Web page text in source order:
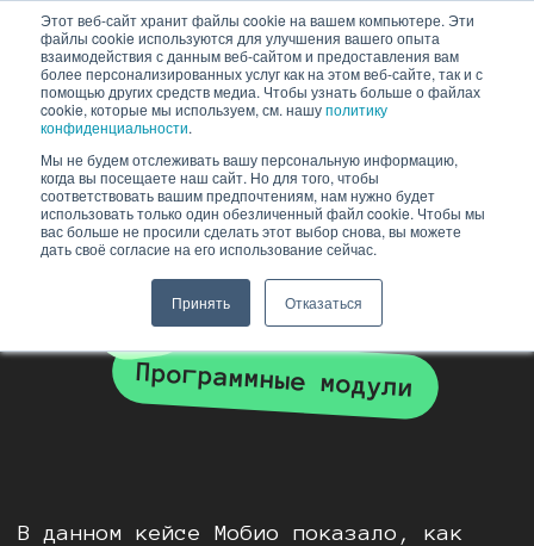
Этот веб-сайт хранит файлы cookie на вашем компьютере. Эти
файлы cookie используются для улучшения вашего опыта
взаимодействия с данным веб-сайтом и предоставления вам
более персонализированных услуг как на этом веб-сайте, так и с
помощью других средств медиа. Чтобы узнать больше о файлах
cookie, которые мы используем, см. нашуполитику
конфиденциальности.
Мы не будем отслеживать вашу персональную информацию,
когда вы посещаете наш сайт. Но для того, чтобы
соответствовать вашим предпочтениям, нам нужно будет
использовать только один обезличенный файл cookie. Чтобы мы
вас больше не просили сделать этот выбор снова, вы можете
дать своё согласие на его использование сейчас.
Принять Отказаться
Skip
content
КЕЙС МОБИО
И HOFF (РСЯ)
РСЯ
Программные модули
В данном кейсе Мобио показало, как